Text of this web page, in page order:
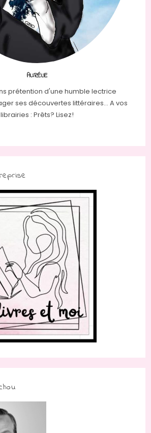
AURÉLIE
prétention d'une humble lectrice
ses découvertes littéraires... A vos
librairies : Prêts? Lisez!